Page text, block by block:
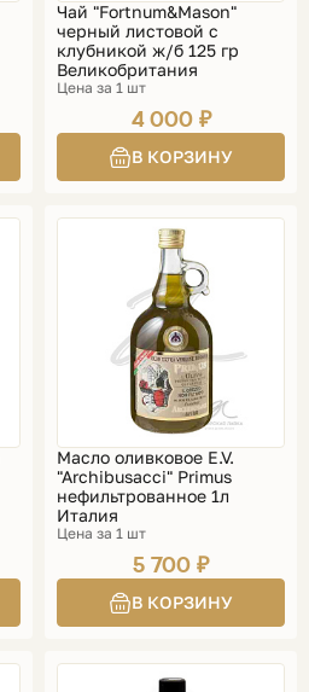
Чай "Fortnum&Mason"
черный листовой с
клубникой ж/б 125 гр
Великобритания
Цена за 1 шт
4 000 ₽
Масло оливковое E.V.
"Archibusacci" Primus
нефильтрованное 1л
Италия
Цена за 1 шт
5 700 ₽